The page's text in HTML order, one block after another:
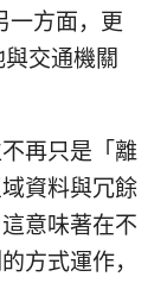
一方面，更
交通機關
再只是「離
資料與冗餘
意味著在不
方式運作，